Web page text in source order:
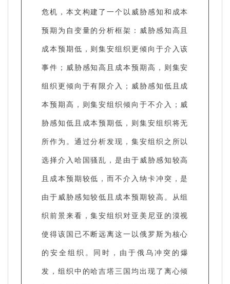
危机，本文构建了一个以威胁感知和成本
预期为自变量的分析框架：威胁感知高且
成本预期低，则集安组织更倾向于介入该
事件；威胁感知高且成本预期高，则集安
组织更倾向于有限介入；威胁感知低且成
本预期高，则集安组织倾向于不介入；威
胁感知低且成本预期低，则集安组织将无
所作为。通过分析发现，集安组织之所以
选择介入哈国骚乱，是由于威胁感知较高
且成本预期较低，而不介入纳卡冲突，是
由于威胁感知较低且成本预期较高。从组
织前景来看，集安组织对亚美尼亚的漠视
使得该国已不断远离这一以俄罗斯为核心
的安全组织。同时，由于俄乌冲突的爆
发，组织中的哈吉塔三国均出现了离心倾